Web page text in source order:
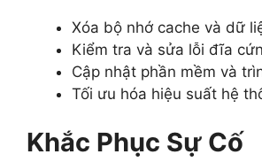
Xóa bộ nhớ cache và dữ
Kiểm tra và sửa lỗi đĩa
Cập nhật phần mềm và
Tối ưu hóa hiệu suất hệ
Khắc Phục Sự Cố